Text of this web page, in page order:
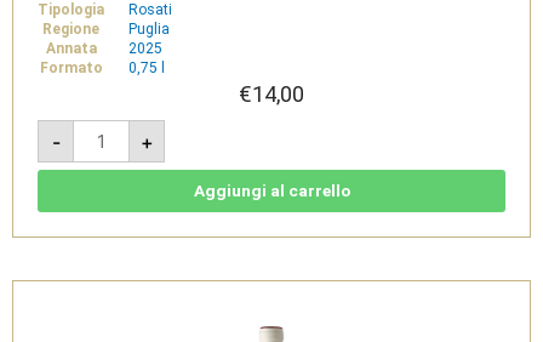
Tipologia
Rosati
Regione
Puglia
Annata
2025
Formato
0,75 l
€14,00
-
Girofle
Salento
IGT
Garofano
+
Aggiungi al carrello